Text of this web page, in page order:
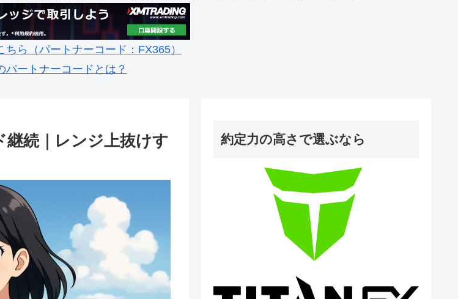
ちら（パートナーコード：FX365）
パートナーコードとは？
継続｜レンジ上抜けす
約定力の高さで選ぶなら